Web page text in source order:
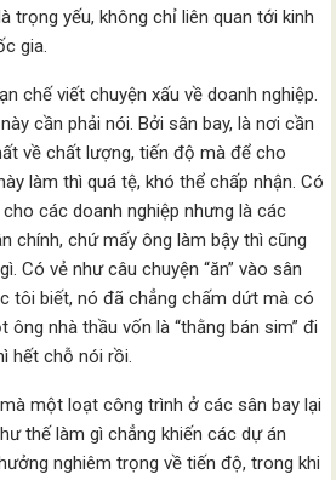
trọng yếu, không chỉ liên quan tới kinh
gia.
chế viết chuyện xấu về doanh nghiệp.
cần phải nói. Bởi sân bay, là nơi cần
về chất lượng, tiến độ mà để cho
làm thì quá tệ, khó thể chấp nhận. Có
các doanh nghiệp nhưng là các
chính, chứ mấy ông làm bậy thì cũng
Có vẻ như câu chuyện “ăn” vào sân
tôi biết, nó đã chẳng chấm dứt mà có
nhà thầu vốn là “thằng bán sim” đi
hết chỗ nói rồi.
một loạt công trình ở các sân bay lại
thế làm gì chẳng khiến các dự án
nghiêm trọng về tiến độ, trong khi